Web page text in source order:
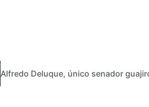
Alfredo Deluque, único senador